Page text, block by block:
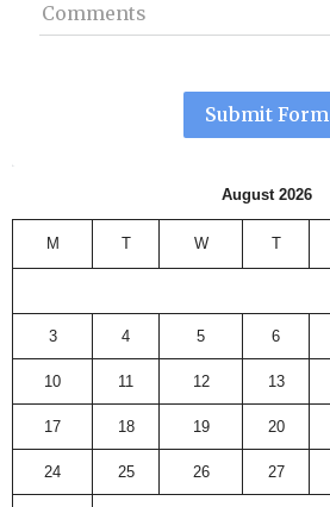
Comments
Submit Form
August 2026
M T W T
3 4 5 6
10 11 12 13
17 18 19 20
24 25 26 27